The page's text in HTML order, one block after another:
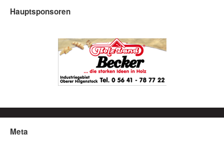
Hauptsponsoren
Meta